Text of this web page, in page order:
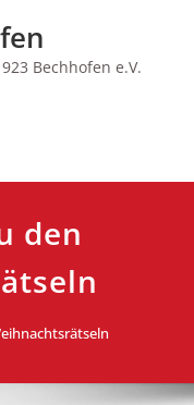
Bechhofen e.V.
den